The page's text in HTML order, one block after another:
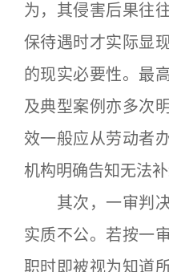
为，其侵害后果往
保待遇时才实际显
的现实必要性。最
及典型案例亦多次
效一般应从劳动者
机构明确告知无法补
其次，一审判决
实质不公。若按一
职时即被视为知道